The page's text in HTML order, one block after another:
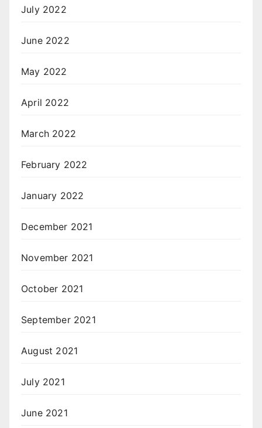
July 2022
June 2022
May 2022
April 2022
March 2022
February 2022
January 2022
December 2021
November 2021
October 2021
September 2021
August 2021
July 2021
June 2021